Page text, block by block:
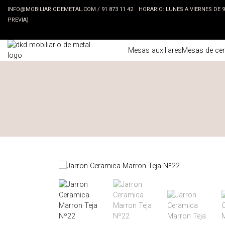
INFO@MOBILIARIODEMETAL.COM / 91 873 11 42
HORARIO: LUNES A VIERNES
PREVIA)
Mesas auxiliaresMesas de